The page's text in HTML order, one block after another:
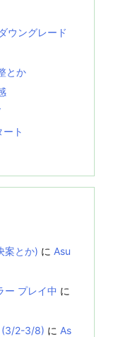
ウングレード
とか
ト
案とか) に Asu
ー プレイ中 に
(3/2-3/8) に As